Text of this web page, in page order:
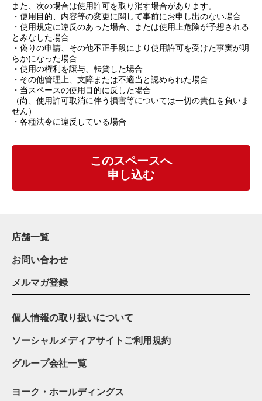
また、次の場合は使用許可を取り消す場合があります。
・使用目的、内容等の変更に関して事前にお申し出のない場合
・使用規定に違反のあった場合、または使用上危険が予想される
とみなした場合
・偽りの申請、その他不正手段により使用許可を受けた事実が明
らかになった場合
・使用の権利を譲与、転貸した場合
・その他管理上、支障または不適当と認められた場合
・当スペースの使用目的に反した場合
（尚、使用許可取消に伴う損害等については一切の責任を負いま
せん）
・各種法令に違反している場合
このスペースへ
申し込む
店舗一覧
お問い合わせ
メルマガ登録
個人情報の取り扱いについて
ソーシャルメディアサイトご利用規約
グループ会社一覧
ヨーク・ホールディングス